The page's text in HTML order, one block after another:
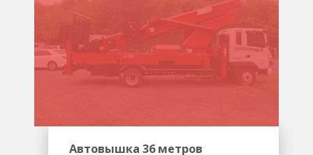
Автовышка 36 метров